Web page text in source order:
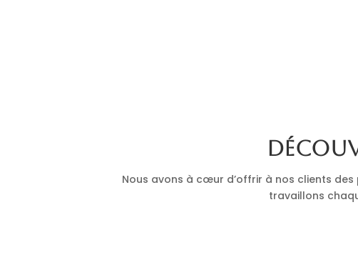
Nous avons à cœur d’offrir à nos clients
travaillons